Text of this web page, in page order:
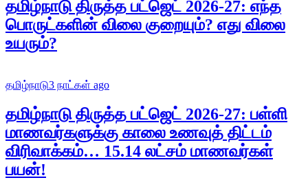
தமிழ்நாடு திருத்த பட்ஜெட் 2026-27: எந்த
பொருட்களின் விலை குறையும்? எது விலை
உயரும்?
தமிழ்நாடு3 நாட்கள் ago
தமிழ்நாடு திருத்த பட்ஜெட் 2026-27: பள்ளி
மாணவர்களுக்கு காலை உணவுத் திட்டம்
விரிவாக்கம்… 15.14 லட்சம் மாணவர்கள்
பயன்!